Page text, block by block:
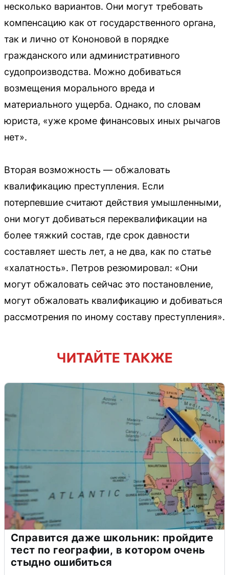
несколько вариантов. Они могут требовать
компенсацию как от государственного органа,
так и лично от Кононовой в порядке
гражданского или административного
судопроизводства. Можно добиваться
возмещения морального вреда и
материального ущерба. Однако, по словам
юриста, «уже кроме финансовых иных рычагов
нет».
Вторая возможность — обжаловать
квалификацию преступления. Если
потерпевшие считают действия умышленными,
они могут добиваться переквалификации на
более тяжкий состав, где срок давности
составляет шесть лет, а не два, как по статье
«халатность». Петров резюмировал: «Они
могут обжаловать сейчас это постановление,
могут обжаловать квалификацию и добиваться
рассмотрения по иному составу преступления».
ЧИТАЙТЕ ТАКЖЕ
Справится даже школьник: пройдите
тест по географии, в котором очень
стыдно ошибиться